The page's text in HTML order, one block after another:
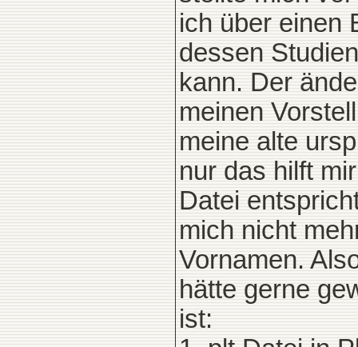
ich über einen
dessen
kann. Der
meinen
meine alte
nur das hilft
Datei
mich nicht
Vornamen.
hätte gerne
ist: